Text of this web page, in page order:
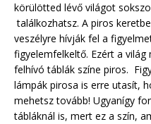
körülötted lévő világot
találkozhatsz. A piros
veszélyre hívják fel a
figyelemfelkeltő. Ezért a
felhívó táblák színe piros.
lámpák pirosa is erre utasít,
mehetsz tovább! Ugyanígy
tábláknál is, mert ez a szín,